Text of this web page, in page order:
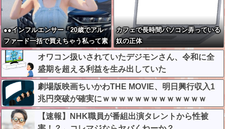
●●インフルエンサー「20歳でアル
ファード一括で買えちゃう私って素
敵」
カフェで長時間パソコン弄っている
奴の正体
オワコン扱いされていたデジモンさん、令和に全
盛期を超える利益を生み出していた
劇場版映画ちいかわTHE MOVIE、明日興行収入1
兆円突破が確実にｗｗｗｗｗｗｗｗｗｗｗｗｗ
【速報】NHK職員が番組出演タレントから性被